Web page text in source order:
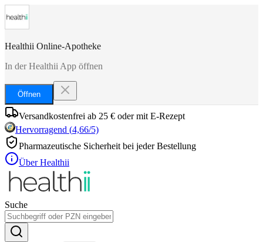
Healthii Online-Apotheke
In der Healthii App öffnen
Öffnen
Versandkostenfrei ab 25 € oder mit E-Rezept
Hervorragend (4,66/5)
Pharmazeutische Sicherheit bei jeder Bestellung
Über Healthii
Suche